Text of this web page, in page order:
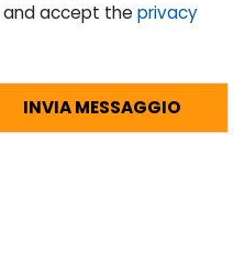
and accept theprivacy